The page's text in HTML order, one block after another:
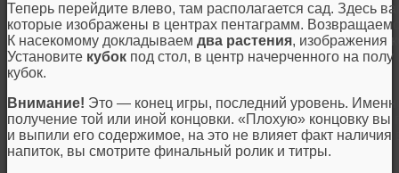
Теперь перейдите влево, там располагается сад. Здесь
которые изображены в центрах пентаграмм.
К насекомому докладываем два растения, изображения
Установите кубок под стол, в центр начерченного на
кубок.
Внимание! Это — конец игры, последний уровень.
получение той или иной концовки. «Плохую» концовку вы
и выпили его содержимое, на это не влияет факт наличия
напиток, вы смотрите финальный ролик и титры.